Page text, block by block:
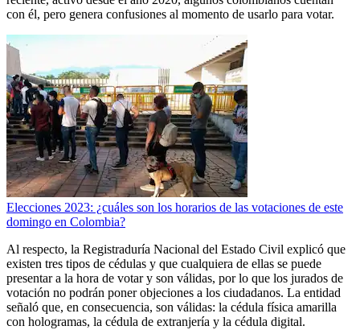
con él, pero genera confusiones al momento de usarlo para votar.
Elecciones 2023: ¿cuáles son los horarios de las votaciones de este
domingo en Colombia?
Al respecto, la Registraduría Nacional del Estado Civil explicó que
existen tres tipos de cédulas y que cualquiera de ellas se puede
presentar a la hora de votar y son válidas, por lo que los jurados de
votación no podrán poner objeciones a los ciudadanos. La entidad
señaló que, en consecuencia, son válidas: la cédula física amarilla
con hologramas, la cédula de extranjería y la cédula digital.